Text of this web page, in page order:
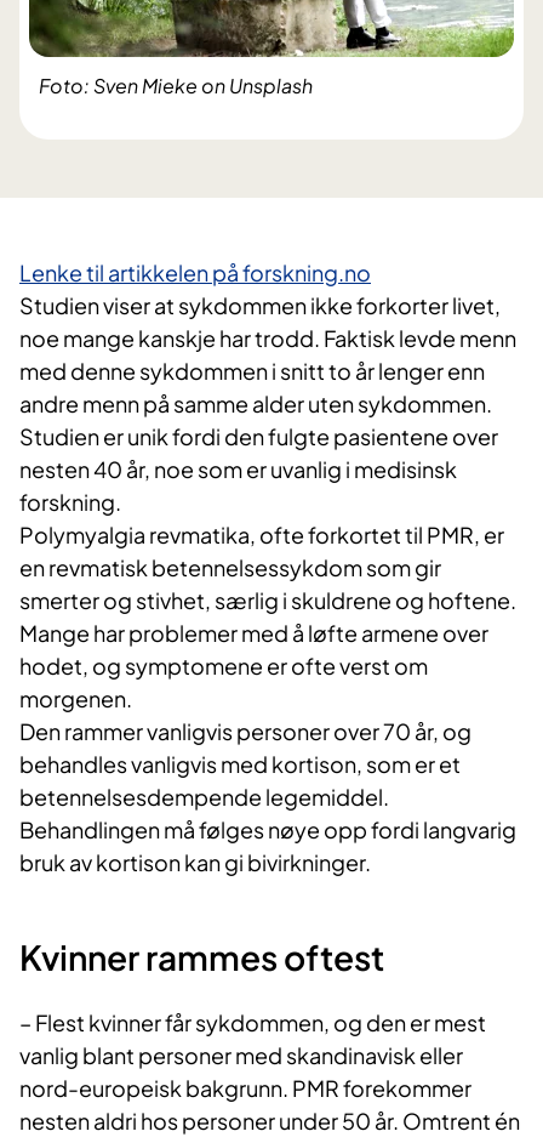
Foto: Sven Mieke on Unsplash
Lenke til artikkelen på forskning.no
Studien viser at sykdommen ikke forkorter livet,
noe mange kanskje har trodd. Faktisk levde menn
med denne sykdommen i snitt to år lenger enn
andre menn på samme alder uten sykdommen.
Studien er unik fordi den fulgte pasientene over
nesten 40 år, noe som er uvanlig i medisinsk
forskning.
Polymyalgia revmatika, ofte forkortet til PMR, er
en revmatisk betennelsessykdom som gir
smerter og stivhet, særlig i skuldrene og hoftene.
Mange har problemer med å løfte armene over
hodet, og symptomene er ofte verst om
morgenen.
Den rammer vanligvis personer over 70 år, og
behandles vanligvis med kortison, som er et
betennelsesdempende legemiddel.
Behandlingen må følges nøye opp fordi langvarig
bruk av kortison kan gi bivirkninger.
Kvinner rammes oftest
– Flest kvinner får sykdommen, og den er mest
vanlig blant personer med skandinavisk eller
nord-europeisk bakgrunn. PMR forekommer
nesten aldri hos personer under 50 år. Omtrent én